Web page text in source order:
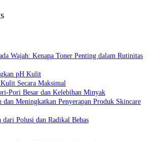
Wajah: Kenapa Toner Penting dalam Rutinitas
pH Kulit
Secara Maksimal
Pori Besar dan Kelebihan Minyak
dan Meningkatkan Penyerapan Produk Skincare
dari Polusi dan Radikal Bebas